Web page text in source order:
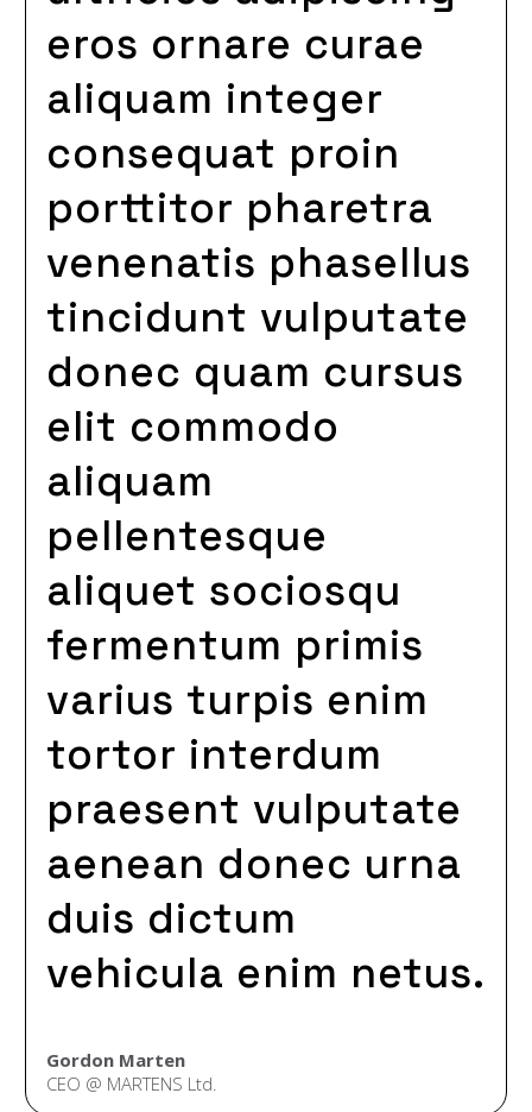
eros ornare curae
aliquam integer
consequat proin
porttitor pharetra
venenatis phasellus
tincidunt vulputate
donec quam cursus
elit commodo
aliquam
pellentesque
aliquet sociosqu
fermentum primis
varius turpis enim
tortor interdum
praesent vulputate
aenean donec urna
duis dictum
vehicula enim netus.
Gordon Marten
CEO @ MARTENS Ltd.